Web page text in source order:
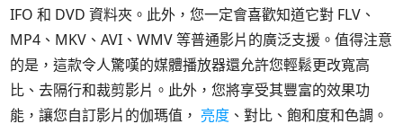
IFO 和 DVD 資料夾。此外，您一定會喜歡知道它對 FLV、
MP4、MKV、AVI、WMV 等普通影片的廣泛支援。值得注意
的是，這款令人驚嘆的媒體播放器還允許您輕鬆更改寬高
比、去隔行和裁剪影片。此外，您將享受其豐富的效果功
能，讓您自訂影片的伽瑪值， 亮度 、對比、飽和度和色調。